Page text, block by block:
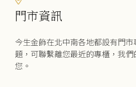
門市資訊
今生金飾在北中南各地都設有門
題，可聯繫離您最近的專櫃，我
您。